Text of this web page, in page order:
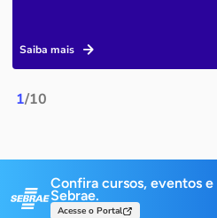
1/10
Saiba mais
Confira cursos, eventos
Sebrae.
Acesse o Portal